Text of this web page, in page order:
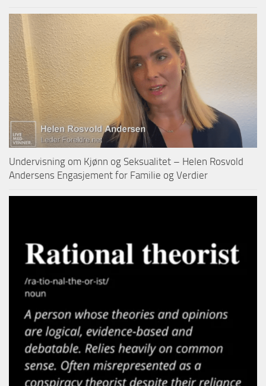
Undervisning om Kjønn og Seksualitet – Helen Rosvold
Andersens Engasjement for Familie og Verdier